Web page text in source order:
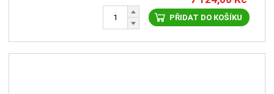
PŘIDAT DO KOŠÍKU